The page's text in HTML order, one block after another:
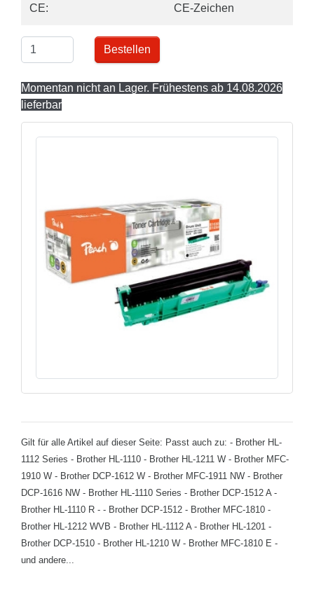
CE: CE-Zeichen
Bestellen
Momentan nicht an Lager. Frühestens ab 14.08.2026
lieferbar
Gilt für alle Artikel auf dieser Seite: Passt auch zu: - Brother HL-
1112 Series - Brother HL-1110 - Brother HL-1211 W - Brother MFC-
1910 W - Brother DCP-1612 W - Brother MFC-1911 NW - Brother
DCP-1616 NW - Brother HL-1110 Series - Brother DCP-1512 A -
Brother HL-1110 R - - Brother DCP-1512 - Brother MFC-1810 -
Brother HL-1212 WVB - Brother HL-1112 A - Brother HL-1201 -
Brother DCP-1510 - Brother HL-1210 W - Brother MFC-1810 E -
und andere...